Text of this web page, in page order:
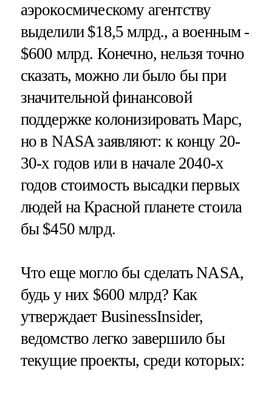
аэрокосмическому агентству
выделили $18,5 млрд., а военным -
$600 млрд. Конечно, нельзя точно
сказать, можно ли было бы при
значительной финансовой
поддержке колонизировать Марс,
но в NASA заявляют: к концу 20-
30-х годов или в начале 2040-х
годов стоимость высадки первых
людей на Красной планете стоила
бы $450 млрд.
Что еще могло бы сделать NASA,
будь у них $600 млрд? Как
утверждает BusinessInsider,
ведомство легко завершило бы
текущие проекты, среди которых: